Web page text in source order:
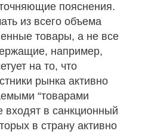
пояснения.
из всего объема
товары, а не все
например,
на то, что
рынка активно
“товарами
входят в санкционный
в страну активно